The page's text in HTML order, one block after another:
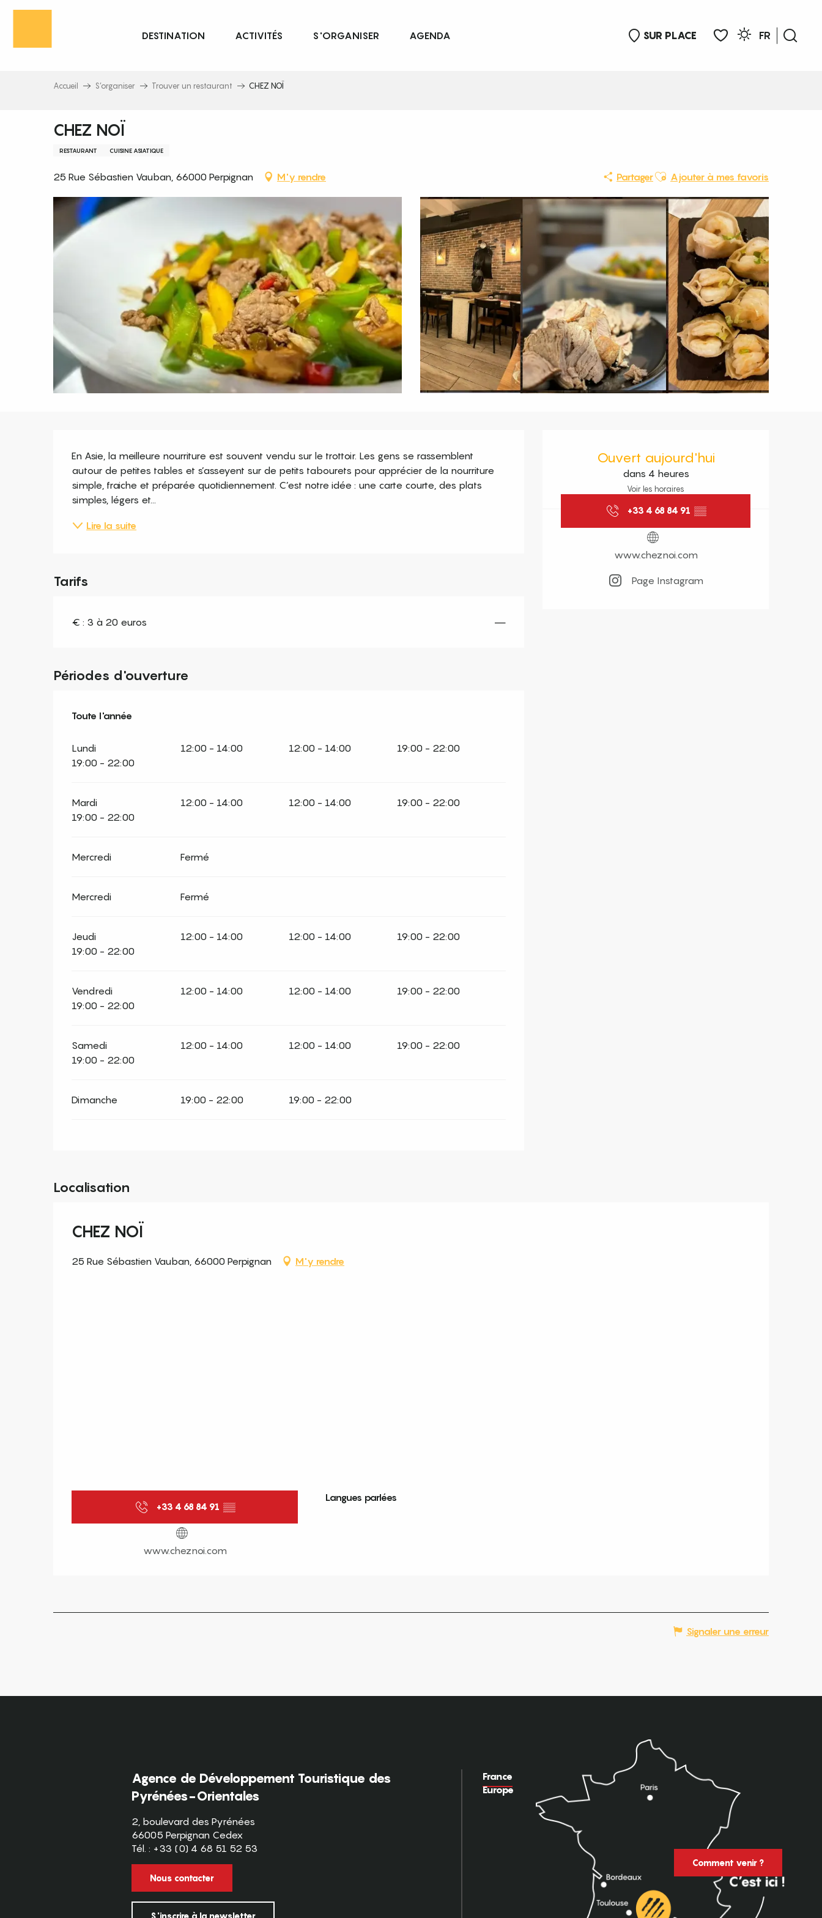
Aller
principal
SUR PLACE
FR
DESTINATION ACTIVITÉS S'ORGANISER AGENDA
Accueil S’organiser Trouver un restaurant CHEZ NOÏ
CHEZ NOÏ
RESTAURANT CUISINE ASIATIQUE
25 Rue Sébastien Vauban, 66000 Perpignan M'y rendre PartagerAjouter aux favoris
Ajouter à mes favoris
Ouvert aujourd'hui
dans 4 heures
Voir les horaires
+33 4 68 84 91 ▒▒
www.cheznoi.com
Page Instagram
En Asie, la meilleure nourriture est souvent vendu sur le trottoir. Les gens se rassemblent
autour de petites tables et s’asseyent sur de petits tabourets pour apprécier de la nourriture
simple, fraiche et préparée quotidiennement. C’est notre idée : une carte courte, des plats
simples, légers et...
Lire la suite
Tarifs
€ : 3 à 20 euros —
Périodes d'ouverture
Toute l'année
Toute l'année
Lundi 12:00 - 14:00 12:00 - 14:00
19:00 - 22:00
19:00 - 22:00
Mardi 12:00 - 14:00 12:00 - 14:00
19:00 - 22:00
19:00 - 22:00
Mercredi Fermé
Mercredi Fermé
Jeudi 12:00 - 14:00 12:00 - 14:00
19:00 - 22:00
19:00 - 22:00
Vendredi 12:00 - 14:00 12:00 - 14:00
19:00 - 22:00
19:00 - 22:00
Samedi 12:00 - 14:00 12:00 - 14:00
19:00 - 22:00
19:00 - 22:00
Dimanche 19:00 - 22:00 19:00 - 22:00
Localisation
CHEZ NOÏ
25 Rue Sébastien Vauban, 66000 Perpignan M'y rendre
+33 4 68 84 91 ▒▒
www.cheznoi.com
Langues parlées
Langues parlées
Signaler une erreur
Agence de Développement Touristique des
Pyrénées-Orientales
2, boulevard des Pyrénées
66005 Perpignan Cedex
Tél. : +33 (0) 4 68 51 52 53
Nous contacter
S'inscrire à la newsletter
France
Europe
Comment venir ?